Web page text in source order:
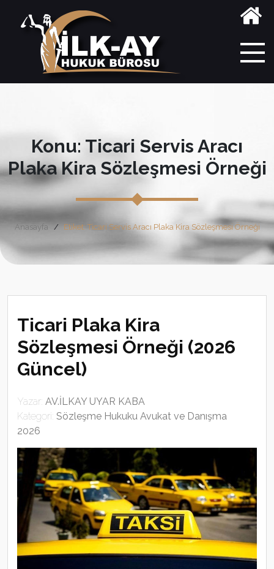
Konu: Ticari Servis Aracı
Plaka Kira Sözleşmesi Örneği
Anasayfa Etiket: Ticari Servis Aracı Plaka Kira Sözleşmesi Örneği
Ticari Plaka Kira
Sözleşmesi Örneği (2026
Güncel)
Yazar: AV.İLKAY UYAR KABA
Kategori: Sözleşme Hukuku Avukat ve Danışma
2026